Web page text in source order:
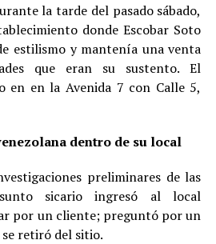
la tarde del pasado sábado,
donde Escobar Soto
estilismo y mantenía una venta
que eran su sustento. El
en en la Avenida 7 con Calle 5,
dentro de su local
preliminares de las
sicario ingresó al local
por un cliente; preguntó por un
retiró del sitio.